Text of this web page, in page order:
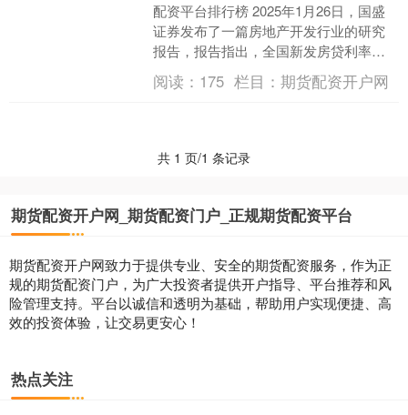
配资平台排行榜 2025年1月26日，国盛
证券发布了一篇房地产开发行业的研究
报告，报告指出，全国新发房贷利率下
行至3.1%，2025年有望进一步下行。 报
告具体....
阅读： 175 栏目：期货配资开户网
共 1 页/1 条记录
期货配资开户网_期货配资门户_正规期货配资平台
期货配资开户网致力于提供专业、安全的期货配资服务，作为正
规的期货配资门户，为广大投资者提供开户指导、平台推荐和风
险管理支持。平台以诚信和透明为基础，帮助用户实现便捷、高
效的投资体验，让交易更安心！
热点关注